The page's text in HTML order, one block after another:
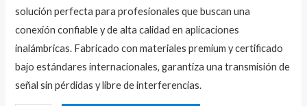
solución perfecta para profesionales que buscan una
conexión confiable y de alta calidad en aplicaciones
inalámbricas. Fabricado con materiales premium y certificado
bajo estándares internacionales, garantiza una transmisión de
señal sin pérdidas y libre de interferencias.